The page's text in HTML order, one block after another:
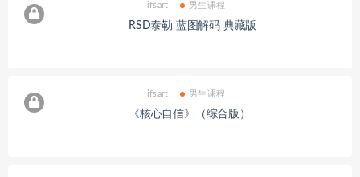
ifsart 男生课程
RSD泰勒 蓝图解码 典藏版
ifsart 男生课程
《核心自信》（综合版）